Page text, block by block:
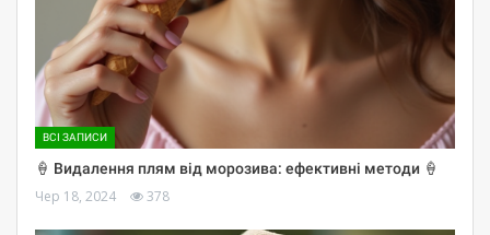
ВСІ ЗАПИСИ
🍦 Видалення плям від морозива: ефективні методи 🍦
Чер 18, 2024 378